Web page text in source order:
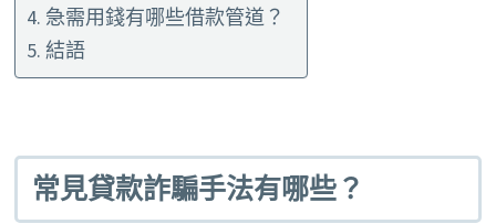
急需用錢有哪些借款管道？
結語
常見貸款詐騙手法有哪些？